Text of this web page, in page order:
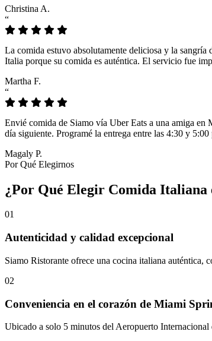
Christina A.
“
La comida estuvo absolutamente deliciosa y la
Italia porque su comida es auténtica. El servicio fue
Martha F.
“
Envié comida de Siamo vía Uber Eats a una amiga
día siguiente. Programé la entrega entre las 4:30 y
Magaly P.
Por Qué Elegirnos
¿Por Qué Elegir Comida Italiana
01
Autenticidad y calidad excepcional
Siamo Ristorante ofrece una cocina italiana auténtica,
02
Conveniencia en el corazón de Miami
Ubicado a solo 5 minutos del Aeropuerto